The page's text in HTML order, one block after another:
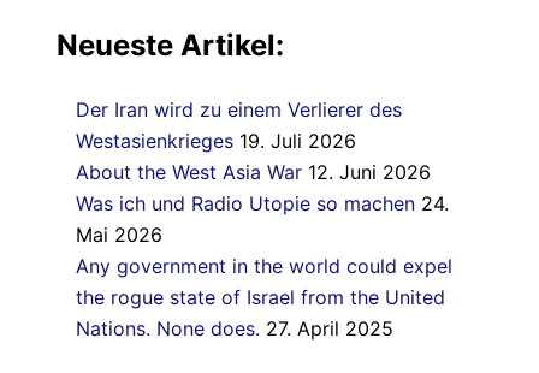
Neueste Artikel:
Der Iran wird zu einem Verlierer des
Westasienkrieges 19. Juli 2026
About the West Asia War 12. Juni 2026
Was ich und Radio Utopie so machen 24.
Mai 2026
Any government in the world could expel
the rogue state of Israel from the United
Nations. None does. 27. April 2025